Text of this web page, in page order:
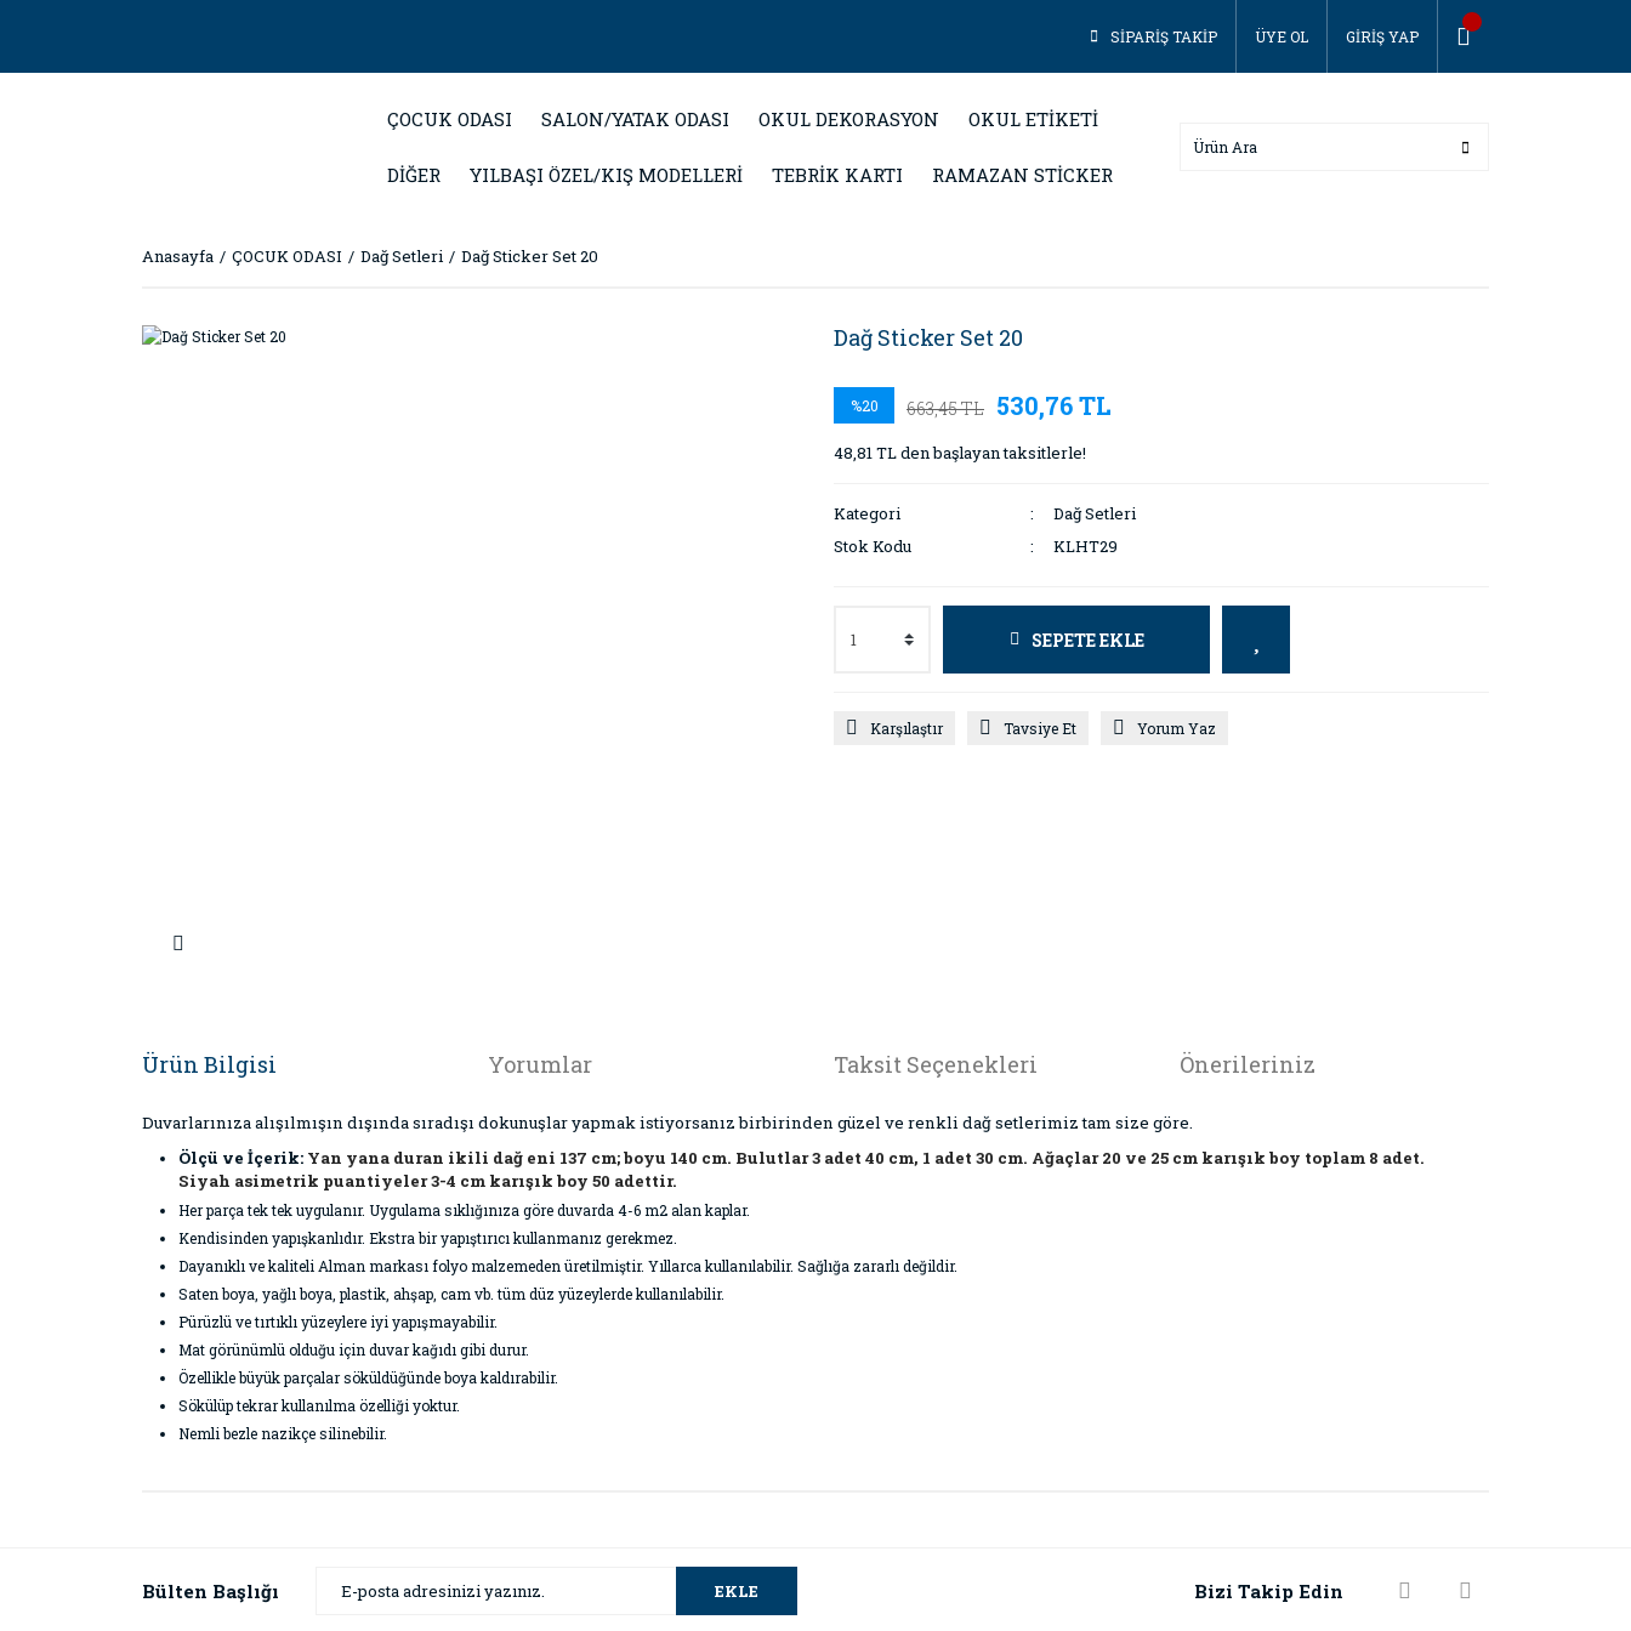
SİPARİŞ TAKİP ÜYE OL GİRİŞ YAP
ÇOCUK ODASI SALON/YATAK ODASI OKUL DEKORASYON OKUL ETİKETİ
DİĞER YILBAŞI ÖZEL/KIŞ MODELLERİ TEBRİK KARTI RAMAZAN STİCKER
Anasayfa ÇOCUK ODASI Dağ Setleri Dağ Sticker Set 20
Dağ Sticker Set 20
%20 663,45 TL 530,76 TL
48,81 TL den başlayan taksitlerle!
Kategori
Dağ Setleri
Stok Kodu
KLHT29
SEPETE EKLE
Karşılaştır Tavsiye Et Yorum Yaz
Ürün Bilgisi Yorumlar Taksit Seçenekleri Önerileriniz
Duvarlarınıza alışılmışın dışında sıradışı dokunuşlar yapmak istiyorsanız birbirinden güzel ve renkli dağ setlerimiz tam size göre.
Ölçü ve İçerik: Yan yana duran ikili dağ eni 137 cm; boyu 140 cm. Bulutlar 3 adet 40 cm, 1 adet 30 cm. Ağaçlar 20 ve 25 cm karışık boy toplam 8 adet.
Siyah asimetrik puantiyeler 3-4 cm karışık boy 50 adettir.
Her parça tek tek uygulanır. Uygulama sıklığınıza göre duvarda 4-6 m2 alan kaplar.
Kendisinden yapışkanlıdır. Ekstra bir yapıştırıcı kullanmanız gerekmez.
Dayanıklı ve kaliteli Alman markası folyo malzemeden üretilmiştir. Yıllarca kullanılabilir. Sağlığa zararlı değildir.
Saten boya, yağlı boya, plastik, ahşap, cam vb. tüm düz yüzeylerde kullanılabilir.
Pürüzlü ve tırtıklı yüzeylere iyi yapışmayabilir.
Mat görünümlü olduğu için duvar kağıdı gibi durur.
Özellikle büyük parçalar söküldüğünde boya kaldırabilir.
Sökülüp tekrar kullanılma özelliği yoktur.
Nemli bezle nazikçe silinebilir.
Ürün resmi kalitesiz, bozuk veya görüntülenemiyor.
Bülten Başlığı EKLE Bizi Takip Edin